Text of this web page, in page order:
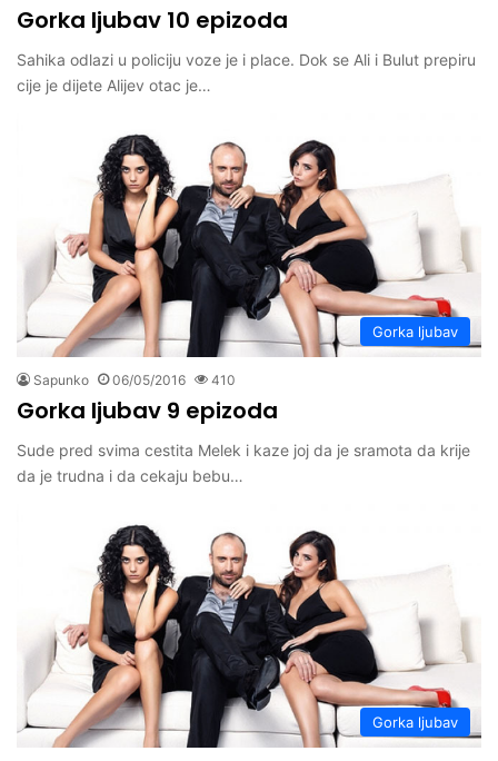
Gorka ljubav 10 epizoda
Sahika odlazi u policiju voze je i place. Dok se Ali i Bulut prepiru
cije je dijete Alijev otac je…
Gorka ljubav
Sapunko 06/05/2016 410
Gorka ljubav 9 epizoda
Sude pred svima cestita Melek i kaze joj da je sramota da krije
da je trudna i da cekaju bebu…
Gorka ljubav